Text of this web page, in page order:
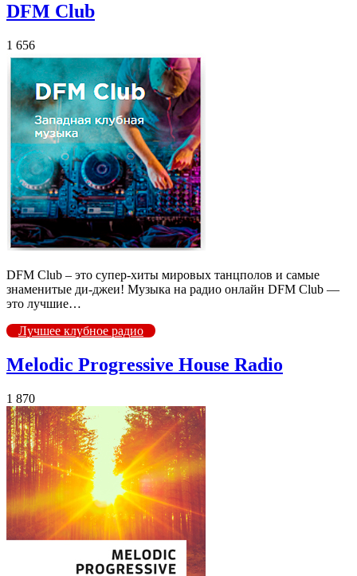
DFM Club
1 656
DFM Club – это супер-хиты мировых танцполов и самые
знаменитые ди-джеи! Музыка на радио онлайн DFM Club —
это лучшие…
Лучшее клубное радио
Melodic Progressive House Radio
1 870